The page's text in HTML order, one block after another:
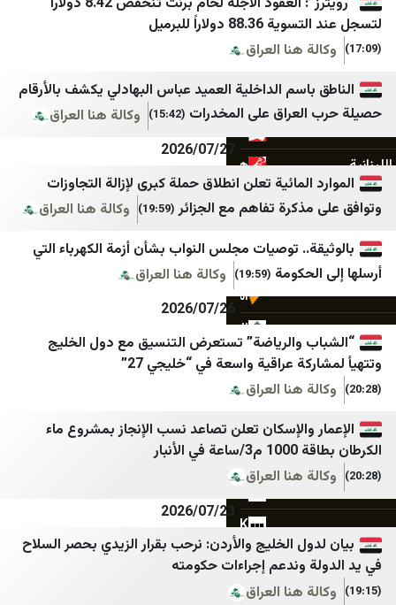
خبر فوری newscenter
هرانا
همشهری آنلاین
هم‌میهن
ورزش سه
بی بی سی
اسپوتنیک ایران
الجادّة
ايران بالعراقي اندبندنت
AA Tr
Milliyet
CNN TURK
BBC TURK
Sputnik Türkiye
61SAAT
Israel National News
Davar
0404
Globes
ILtoday
Nziv
Kikar
Midal
Mivzaklive
Shakuf
للبرميل
هنا العراق
الداخلية العميد عباس البهادلي يكشف بالأرقام
على المخدرات (15:42)
وكالة هنا العراق
2026/07/27
تعلن انطلاق حملة كبرى لإزالة التجاوزات
تفاهم مع الجزائر (19:59)
وكالة هنا العراق
توصيات مجلس النواب بشأن أزمة الكهرباء التي
(19:59)
وكالة هنا العراق
2026/07/26
والرياضة” تستعرض التنسيق مع دول الخليج
عراقية واسعة في “خليجي 27”
هنا العراق
والإسكان تعلن تصاعد نسب الإنجاز بمشروع ماء
هنا العراق
2026/07/23
الخليج والأردن: نرحب بقرار الزيدي بحصر السلاح
وندعم إجراءات حكومته
هنا العراق